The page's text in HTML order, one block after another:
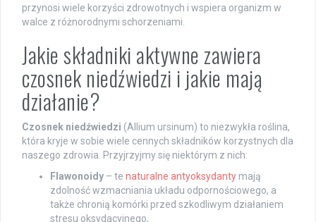
przynosi wiele korzyści zdrowotnych i wspiera organizm w
walce z różnorodnymi schorzeniami.
Jakie składniki aktywne zawiera
czosnek niedźwiedzi i jakie mają
działanie?
Czosnek niedźwiedzi (Allium ursinum) to niezwykła roślina,
która kryje w sobie wiele cennych składników korzystnych dla
naszego zdrowia. Przyjrzyjmy się niektórym z nich:
Flawonoidy – te naturalne antyoksydanty mają
zdolność wzmacniania układu odpornościowego, a
także chronią komórki przed szkodliwym działaniem
stresu oksydacyjnego,